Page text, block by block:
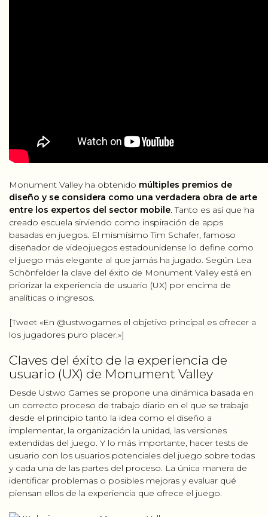
Monument Valley ha obtenido múltiples premios de
diseño y se considera como una verdadera obra de arte
entre los expertos del sector mobile. Tanto es así que ha
creado escuela sirviendo como inspiración de apps
basadas en juegos. El mismísimo Tim Schafer, famoso
diseñador de videojuegos estadounidense lo define como
el juego más elegante al que jamás ha jugado. Según Lea
Schönfelder la clave del éxito de Monument Valley está en
priorizar la experiencia de usuario (UX) por encima de
analíticas o ingresos.
[Tweet «En @ustwogames el objetivo principal es ofrecer a
los jugadores puro placer.»]
Claves del éxito de la experiencia de
usuario (UX) de Monument Valley
Desde Ustwo Games se propone una dinámica basada en
un correcto proceso de trabajo diario en el que se trabaje
desde el principio tanto la idea como el diseño a
implementar, la organización la unidad, las versiones
extendidas del juego. Y lo más importante, hacer tests de
usuario con los usuarios potenciales del juego sobre todas
y cada una de las partes del proceso. La única manera de
identificar problemas o posibles mejoras y evaluar qué
piensan ellos de la experiencia que ofrece el juego.